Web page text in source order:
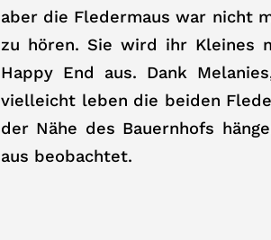
aber die Fledermaus war nicht
zu hören. Sie wird ihr Kleines
Happy End aus. Dank
vielleicht leben die beiden
der Nähe des Bauernhofs
aus beobachtet.